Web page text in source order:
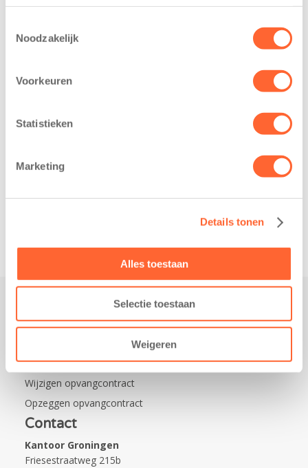
Noodzakelijk
Voorkeuren
Statistieken
Marketing
Details tonen
Alles toestaan
Selectie toestaan
Weigeren
van BSO De
donderdag alvast
Mini 4 Mijl. Zij
belangrijke stap
realisatie van een
de wijk Wiarda in
Praktisch
Nieuws over Kids First
Wijzigen opvangcontract
Opzeggen opvangcontract
Contact
Kantoor Groningen
Friesestraatweg 215b